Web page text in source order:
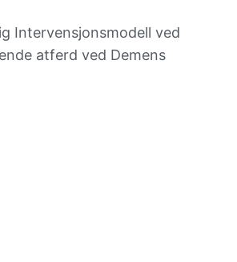
Inter­vensjons­modell ved
atferd ved Demens